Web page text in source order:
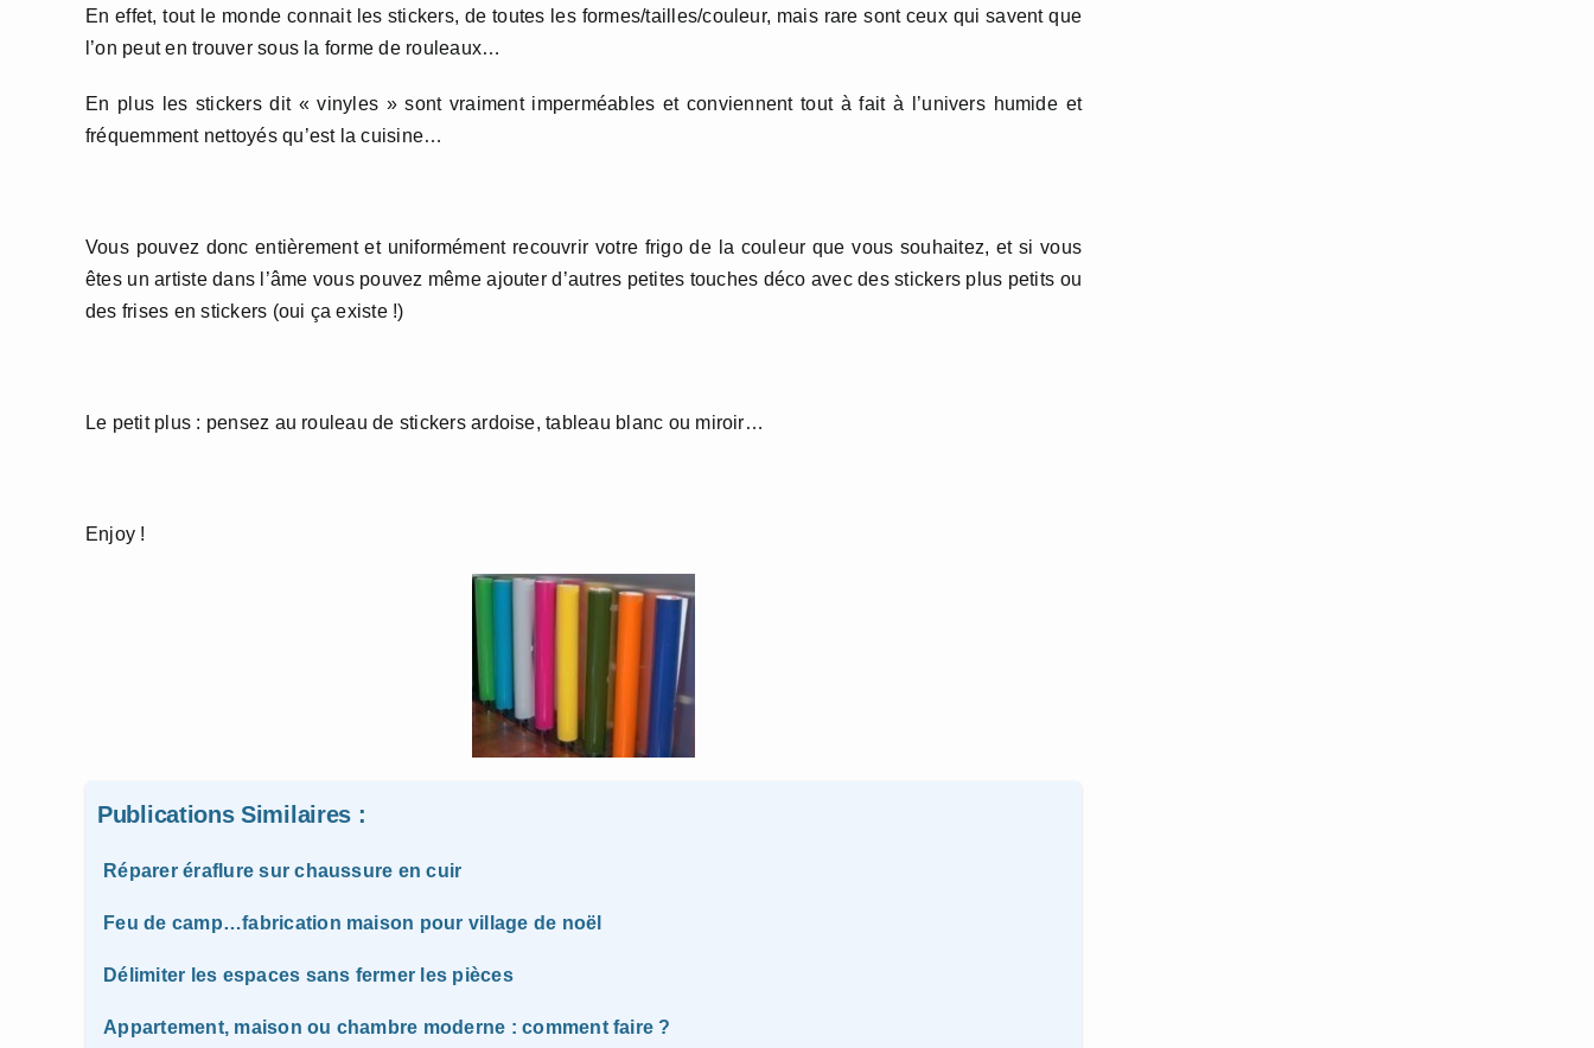
En effet, tout le monde connait les stickers, de toutes les formes/tailles/couleur, mais rare sont ceux qui savent que
l’on peut en trouver sous la forme de rouleaux…
En plus les stickers dit « vinyles » sont vraiment imperméables et conviennent tout à fait à l’univers humide et
fréquemment nettoyés qu’est la cuisine…
Vous pouvez donc entièrement et uniformément recouvrir votre frigo de la couleur que vous souhaitez, et si vous
êtes un artiste dans l’âme vous pouvez même ajouter d’autres petites touches déco avec des stickers plus petits ou
des frises en stickers (oui ça existe !)
Le petit plus : pensez au rouleau de stickers ardoise, tableau blanc ou miroir…
Enjoy !
Publications Similaires :
Réparer éraflure sur chaussure en cuir
Feu de camp…fabrication maison pour village de noël
Délimiter les espaces sans fermer les pièces
Appartement, maison ou chambre moderne : comment faire ?